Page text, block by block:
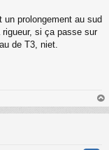
un prolongement au sud
si ça passe sur
de T3, niet.
au